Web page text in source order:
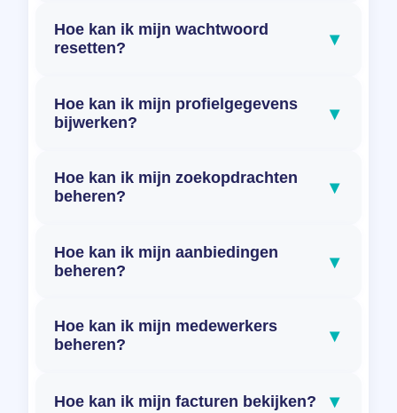
Hoe kan ik mijn wachtwoord
resetten?
▾
Hoe kan ik mijn profielgegevens
bijwerken?
▾
Hoe kan ik mijn zoekopdrachten
beheren?
▾
Hoe kan ik mijn aanbiedingen
beheren?
▾
Hoe kan ik mijn medewerkers
beheren?
▾
Hoe kan ik mijn facturen bekijken? ▾